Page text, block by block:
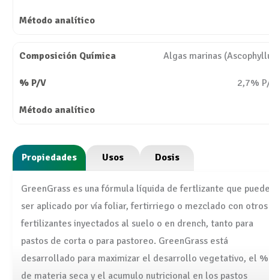
Algas marinas
2,7%
Propiedades Usos Dosis
GreenGrass es una fórmula líquida de fertlizante que
ser aplicado por vía foliar, fertirriego o mezclado con otros
fertilizantes inyectados al suelo o en drench, tanto para
pastos de corta o para pastoreo. GreenGrass está
desarrollado para maximizar el desarrollo vegetativo, el %
de materia seca y el acumulo nutricional en los pastos